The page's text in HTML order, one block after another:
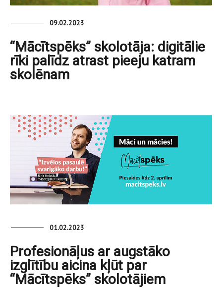
09.02.2023
“Mācītspēks” skolotāja: digitālie
rīki palīdz atrast pieeju katram
skolēnam
01.02.2023
Profesionāļus ar augstāko
izglītību aicina kļūt par
“Mācītspēks” skolotājiem